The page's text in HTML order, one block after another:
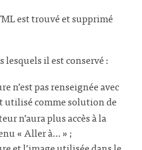
est trouvé et supprimé
lesquels il est conservé :
n’est pas renseignée avec
utilisé comme solution de
n’aura plus accès à la
« Aller à… » ;